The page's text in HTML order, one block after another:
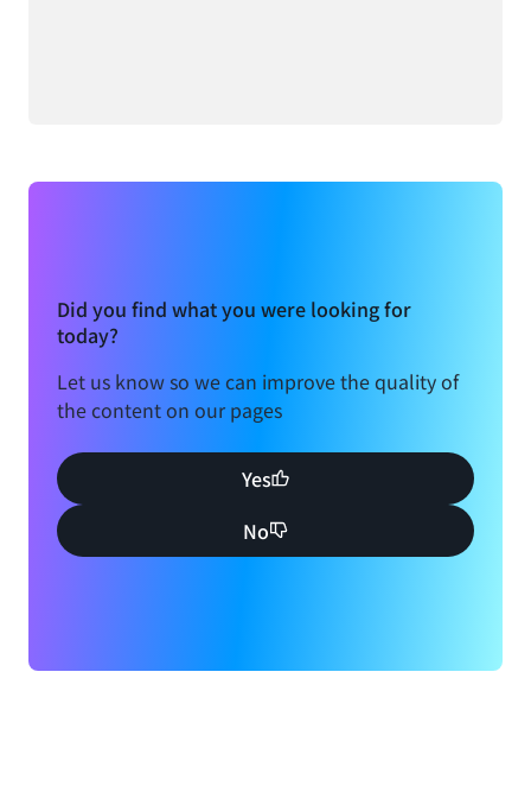
Did you find what you were looking for
today?
Let us know so we can improve the quality of
the content on our pages
Yes
No